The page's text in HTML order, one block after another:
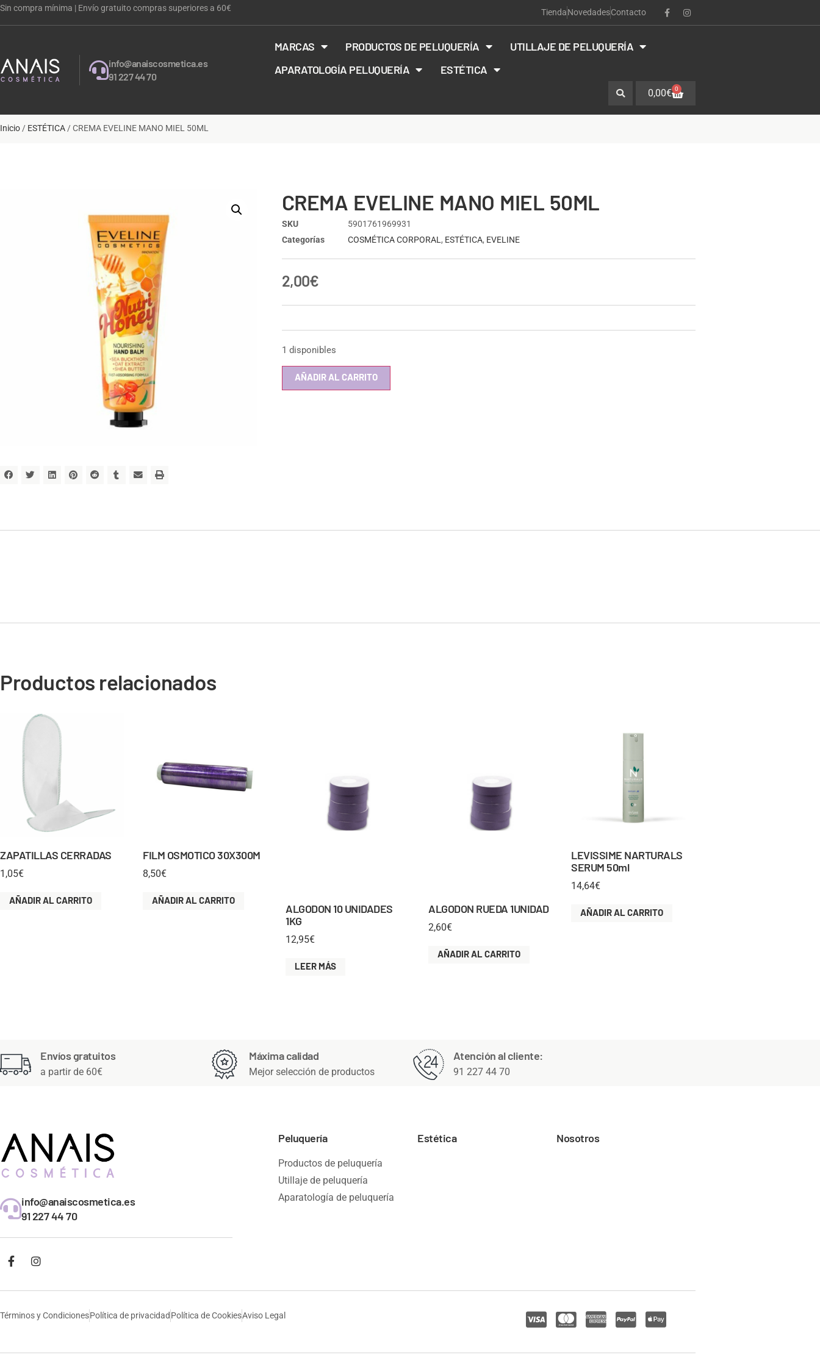
Sin compra mínima | Envío gratuito compras superiores a 60€ TiendaNovedadesContacto
info@anaiscosmetica.es
91 227 44 70
MARCAS PRODUCTOS DE PELUQUERÍA
UTILLAJE DE PELUQUERÍA
APARATOLOGÍA PELUQUERÍA
ESTÉTICA
0,00€ 0
Inicio/ ESTÉTICA/ CREMA EVELINE MANO MIEL 50ML
CREMA EVELINE MANO MIEL 50ML
SKU
5901761969931
Categorías
COSMÉTICA CORPORAL, ESTÉTICA, EVELINE
2,00€
1 disponibles
AÑADIR AL CARRITO
Productos relacionados
ZAPATILLAS CERRADAS
1,05€
AÑADIR AL CARRITO
FILM OSMOTICO 30X300M
8,50€
AÑADIR AL CARRITO
ALGODON 10 UNIDADES
1KG
12,95€
LEER MÁS
ALGODON RUEDA 1UNIDAD
2,60€
AÑADIR AL CARRITO
LEVISSIME NARTURALS
SERUM 50ml
14,64€
AÑADIR AL CARRITO
Envíos gratuitos
a partir de 60€
Máxima calidad
Mejor selección de productos
Atención al cliente:
91 227 44 70
info@anaiscosmetica.es
91 227 44 70
Peluquería
Productos de peluquería
Utillaje de peluquería
Aparatología de peluquería
Estética Nosotros
Términos y CondicionesPolítica de privacidad Política de CookiesAviso Legal